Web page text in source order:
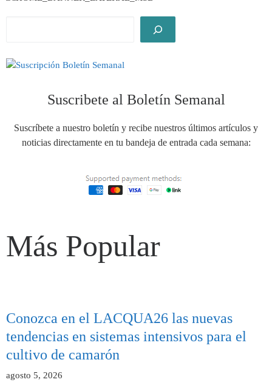
Suscribete al Boletín Semanal
Suscríbete a nuestro boletín y recibe nuestros últimos artículos y
noticias directamente en tu bandeja de entrada cada semana:
Más Popular
Conozca en el LACQUA26 las nuevas
tendencias en sistemas intensivos para el
cultivo de camarón
agosto 5, 2026